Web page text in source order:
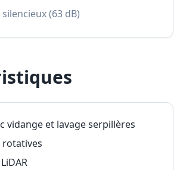
(63 dB)
vidange et lavage serpillères
rotatives